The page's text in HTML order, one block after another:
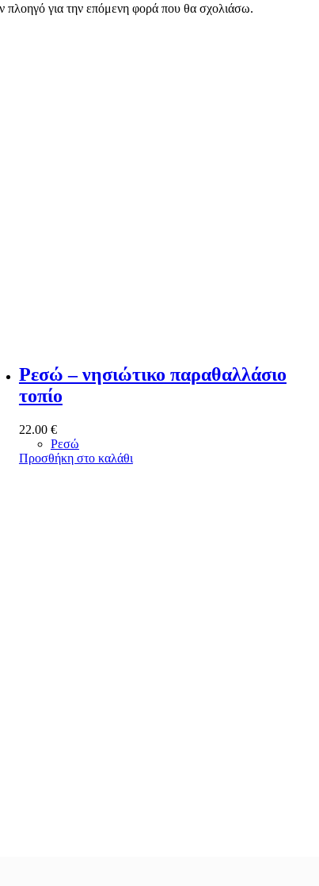
πλοηγό για την επόμενη φορά που θα σχολιάσω.
Ρεσώ – νησιώτικο παραθαλλάσιο
τοπίο
22.00 €
Ρεσώ
Προσθήκη στο καλάθι